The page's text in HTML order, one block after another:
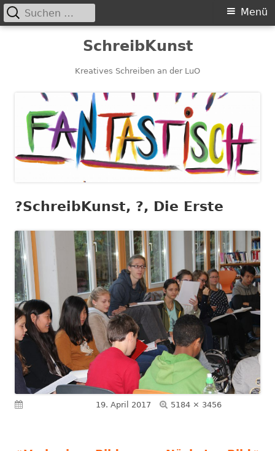
SchreibKunst
Kreatives Schreiben an der LuO
Primäres
Menü
Suchen
nach:
?️SchreibKunst, ?, Die Erste
19. April 2017 Volle
5184 × 3456